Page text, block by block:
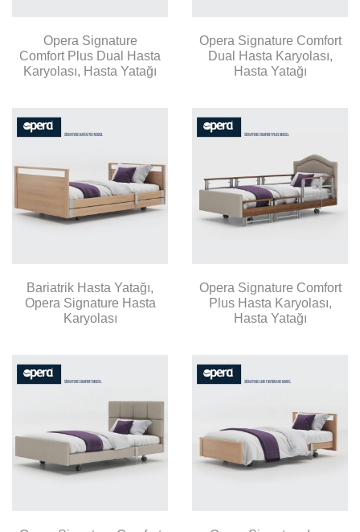
Opera Signature
Comfort Plus Dual Hasta
Karyolası, Hasta Yatağı
Opera Signature Comfort
Dual Hasta Karyolası,
Hasta Yatağı
Bariatrik Hasta Yatağı,
Opera Signature Hasta
Karyolası
Opera Signature Comfort
Plus Hasta Karyolası,
Hasta Yatağı